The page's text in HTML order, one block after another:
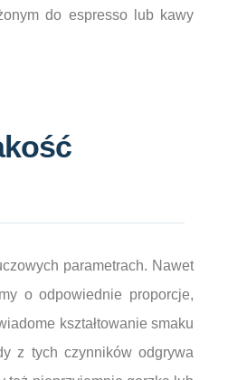
do espresso lub kawy
parametrach. Nawet
o odpowiednie proporcje,
kształtowanie smaku
z tych czynników odgrywa